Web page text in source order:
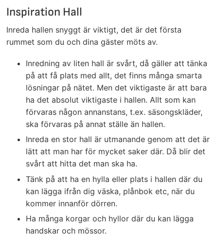
Inspiration Hall
Inreda hallen snyggt är viktigt, det är det första
rummet som du och dina gäster möts av.
Inredning av liten hall är svårt, då gäller att tänka
på att få plats med allt, det finns många smarta
lösningar på nätet. Men det viktigaste är att bara
ha det absolut viktigaste i hallen. Allt som kan
förvaras någon annanstans, t.ex. säsongskläder,
ska förvaras på annat ställe än hallen.
Inreda en stor hall är utmanande genom att det är
lätt att man har för mycket saker där. Då blir det
svårt att hitta det man ska ha.
Tänk på att ha en hylla eller plats i hallen där du
kan lägga ifrån dig väska, plånbok etc, när du
kommer innanför dörren.
Ha många korgar och hyllor där du kan lägga
handskar och mössor.